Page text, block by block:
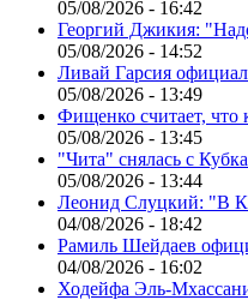
05/08/2026 - 16:42
Георгий Джикия:
05/08/2026 - 14:52
Ливай Гарсия
05/08/2026 - 13:49
Фищенко считает,
05/08/2026 - 13:45
"Чита" снялась с
05/08/2026 - 13:44
Леонид Слуцкий: "В
04/08/2026 - 18:42
Рамиль Шейдаев
04/08/2026 - 16:02
Ходейфа Эль-